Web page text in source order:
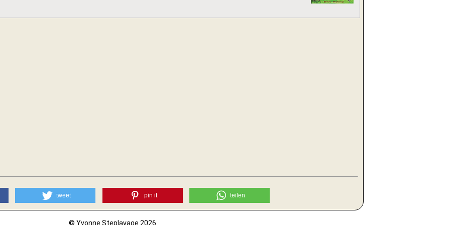
tweet pin it teilen
© Yvonne Steplavage 2026